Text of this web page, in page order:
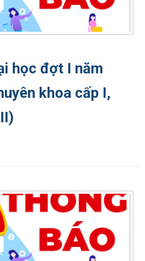
học đợt I năm
khoa cấp I,